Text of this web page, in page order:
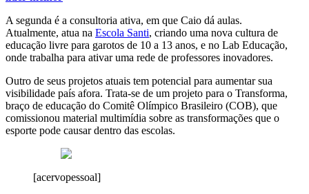
A segunda é a consultoria ativa, em que Caio dá aulas.
Atualmente, atua na Escola Santi, criando uma nova cultura de
educação livre para garotos de 10 a 13 anos, e no Lab Educação,
onde trabalha para ativar uma rede de professores inovadores.
Outro de seus projetos atuais tem potencial para aumentar sua
visibilidade país afora. Trata-se de um projeto para o Transforma,
braço de educação do Comitê Olímpico Brasileiro (COB), que
comissionou material multimídia sobre as transformações que o
esporte pode causar dentro das escolas.
[acervopessoal]